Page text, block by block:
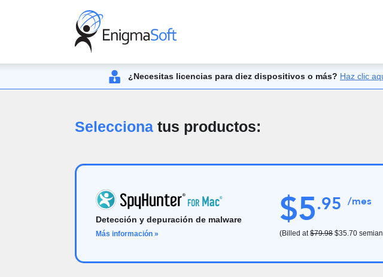
¿Necesitas licencias para diez dispositivos o más? Haz clic
Seleccionatus productos:
Detección y depuración de malware
Más información »
$5.95 /mes
(Billed at$79.98 $35.70